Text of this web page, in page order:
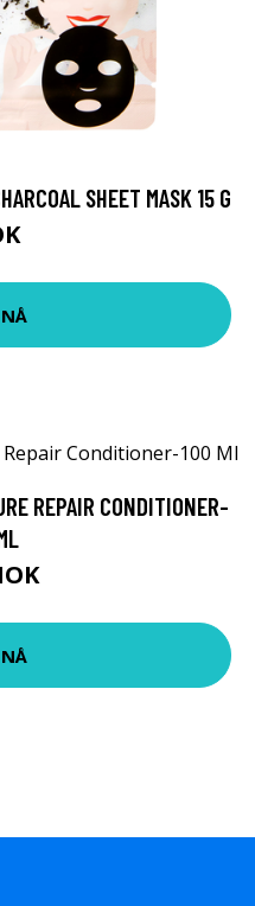
SHEET MASK 15 G
REPAIR CONDITIONER-